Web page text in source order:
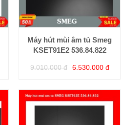
Máy hút mùi âm tủ Smeg
KSET91E2 536.84.822
9.010.000 đ 6.530.000 đ